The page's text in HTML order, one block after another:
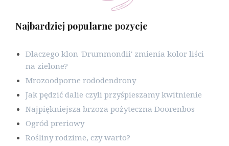
Najbardziej popularne pozycje
Dlaczego klon 'Drummondii' zmienia kolor liści
na zielone?
Mrozoodporne rododendrony
Jak pędzić dalie czyli przyśpieszamy kwitnienie
Najpiękniejsza brzoza pożyteczna Doorenbos
Ogród preriowy
Rośliny rodzime, czy warto?